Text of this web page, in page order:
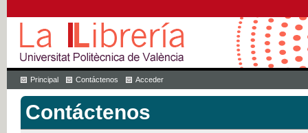
Principal Contáctenos Acceder
Contáctenos